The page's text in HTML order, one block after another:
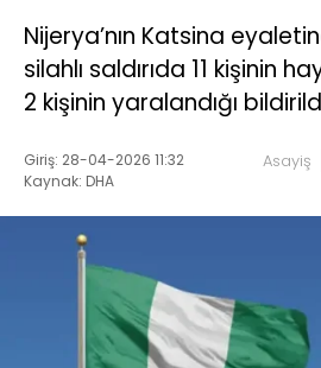
Nijerya’nın Katsina
silahlı saldırıda 11 kişinin
2 kişinin yaralandığı
Giriş: 28-04-2026 11:32
Kaynak: DHA
Asayiş